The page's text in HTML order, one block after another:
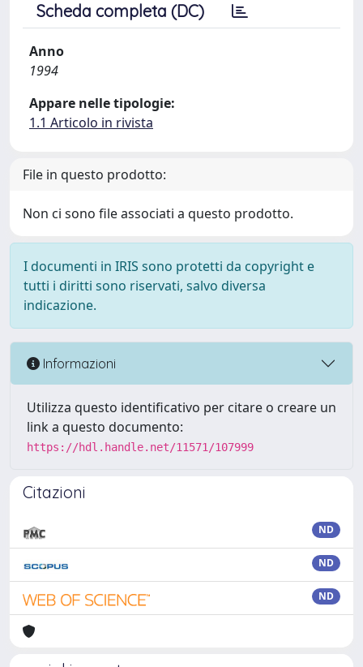
Scheda completa (DC)
Anno
1994
Appare nelle tipologie:
1.1 Articolo in rivista
File in questo prodotto:
Non ci sono file associati a questo prodotto.
I documenti in IRIS sono protetti da copyright e
tutti i diritti sono riservati, salvo diversa
indicazione.
Informazioni
Utilizza questo identificativo per citare o creare un
link a questo documento:
https://hdl.handle.net/11571/107999
Citazioni
ND
ND
ND